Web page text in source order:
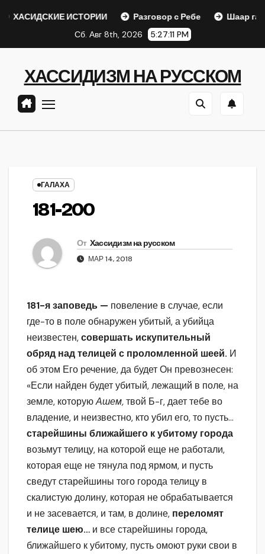
ИСТОРИИ Разговор с Ребе
Шаар гайихуд гл. 1
Сб. Авг 8th, 2026
5:27:12 PM
ХАССИДИЗМ НА РУССКОМ
ГАЛАХА
181-200
От Хассидизм на русском
МАР 14, 2018
181-я заповедь — повеление в случае, если
где-то в поле обнаружен убитый, а убийца
неизвестен,совершать искупительный
обряд над телицей с проломленной шеей. И
об этом Его речение, да будет Он превознесен:
«Если найден будет убитый, лежащий в поле, на
земле, которуюАшем,твой Б-г, дает тебе во
владение, и неизвестно, кто убил его, то пусть…
старейшины ближайшего к убитому города
возьмут телицу, на которой еще не работали,
которая еще не тянула под ярмом, и пусть
сведут старейшины того города телицу в
скалистую долину, которая не обрабатывается
и не засевается, и там, в долине, переломят
телице шею… и все старейшины города,
ближайшего к убитому, пусть омоют руки свои в